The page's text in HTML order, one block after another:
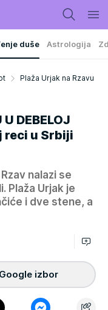
duše Astrologija
Plaža Urjak na Rzavu
DEBELOJ
reci u Srbiji
nalazi se
Plaža Urjak je
i dve stene, a
izbor